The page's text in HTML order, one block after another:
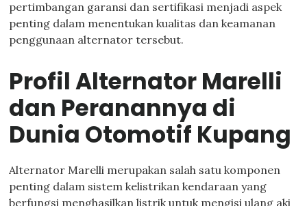
pertimbangan garansi dan sertifikasi menjadi aspek
penting dalam menentukan kualitas dan keamanan
penggunaan alternator tersebut.
Profil Alternator Marelli
dan Peranannya di
Dunia Otomotif Kupang
Alternator Marelli merupakan salah satu komponen
penting dalam sistem kelistrikan kendaraan yang
berfungsi menghasilkan listrik untuk mengisi ulang aki